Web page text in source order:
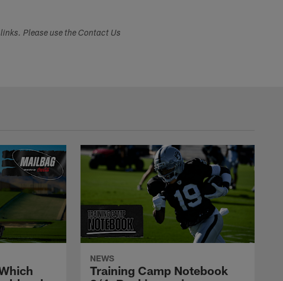
Please use the Contact Us
NEWS
Training Camp Notebook